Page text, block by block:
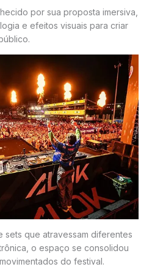
por sua proposta imersiva,
e efeitos visuais para criar
sets que atravessam diferentes
o espaço se consolidou
do festival.